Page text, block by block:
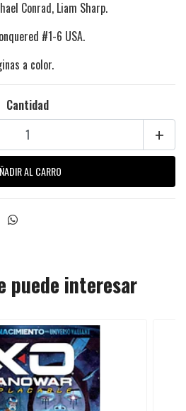
Conrad, Liam Sharp.
#1-6 USA.
a color.
Cantidad
+
puede interesar